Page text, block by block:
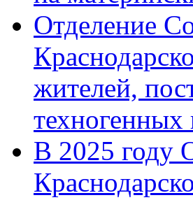
Отделение
жителей,
техногенных
В 2025 году